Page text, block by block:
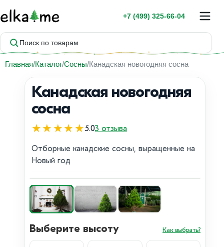
+7 (499) 325-66-04
Поиск по товарам
Главная Каталог Сосны Канадская новогодняя сосна
Хит продаж
Канадская новогодняя
сосна
★★★★★5.03 отзыва
Отборные канадские сосны, выращенные на
Новый год
Выберите высоту Как выбрать?